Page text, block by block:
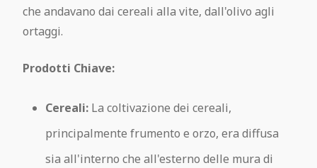
che andavano dai cereali alla vite, dall'olivo agli
ortaggi.
Prodotti Chiave:
Cereali: La coltivazione dei cereali,
principalmente frumento e orzo, era diffusa
sia all'interno che all'esterno delle mura di